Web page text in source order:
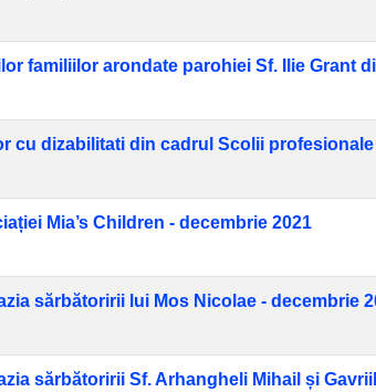
familiilor arondate parohiei Sf. Ilie Grant
cu dizabilitati din cadrul Scolii
Mia’s Children - decembrie 2021
sărbătoririi lui Mos Nicolae - decembrie
sărbătoririi Sf. Arhangheli Mihail și